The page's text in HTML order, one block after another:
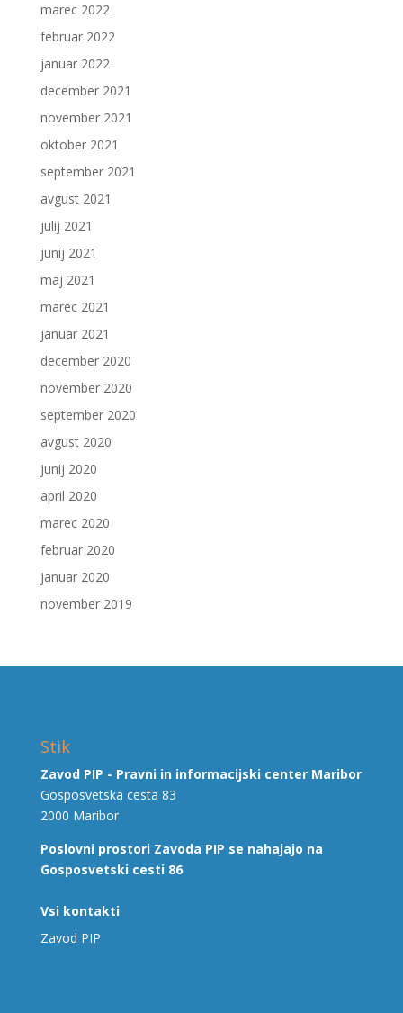
marec 2022
februar 2022
januar 2022
december 2021
november 2021
oktober 2021
september 2021
avgust 2021
julij 2021
junij 2021
maj 2021
marec 2021
januar 2021
december 2020
november 2020
september 2020
avgust 2020
junij 2020
april 2020
marec 2020
februar 2020
januar 2020
november 2019
Stik
Zavod PIP - Pravni in informacijski center Maribor
Gosposvetska cesta 83
2000 Maribor
Poslovni prostori Zavoda PIP se nahajajo na
Gosposvetski cesti 86
Vsi kontakti
Zavod PIP